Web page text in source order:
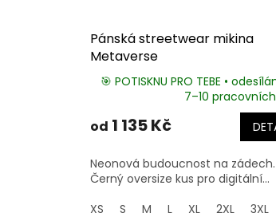
Pánská streetwear mikina
Metaverse
🎯 POTISKNU PRO TEBE •
7–10
od 1 135 Kč
Neonová budoucnost na zádech.
Černý oversize kus pro digitální...
XS
S M L XL 2XL 3XL